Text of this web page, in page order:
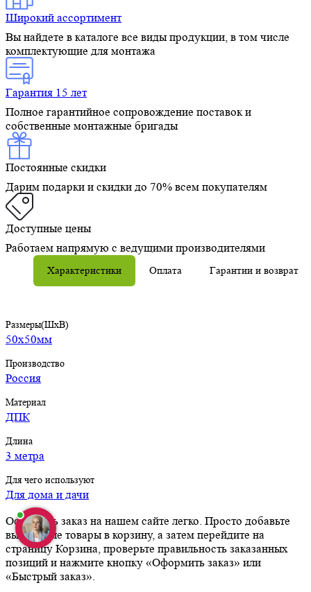
Широкий ассортимент
Вы найдете в каталоге все виды продукции, в том числе
комплектующие для монтажа
Гарантия 15 лет
Полное гарантийное сопровождение поставок и
собственные монтажные бригады
Постоянные скидки
Дарим подарки и скидки до 70% всем покупателям
Доступные цены
Работаем напрямую с ведущими производителями
Характеристики Оплата Гарантии и возврат
Размеры(ШхВ)
50х50мм
Производство
Россия
Материал
ДПК
Длина
3 метра
Для чего используют
Для дома и дачи
Оформить заказ на нашем сайте легко. Просто добавьте
выбранные товары в корзину, а затем перейдите на
страницу Корзина, проверьте правильность заказанных
позиций и нажмите кнопку «Оформить заказ» или
«Быстрый заказ».